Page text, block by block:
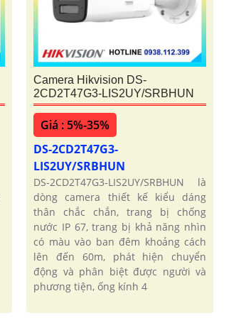
Camera Hikvision DS-
2CD2T47G3-LIS2UY/SRBHUN
Giá : 5%-35%
DS-2CD2T47G3-
LIS2UY/SRBHUN
DS-2CD2T47G3-LIS2UY/SRBHUN là
dòng camera thiết kế kiểu dáng
thân chắc chắn, trang bị chống
nước IP 67, trang bị khả năng nhìn
có màu vào ban đêm khoảng cách
lên đến 60m, phát hiện chuyển
động và phân biệt được người và
phương tiện, ống kính 4